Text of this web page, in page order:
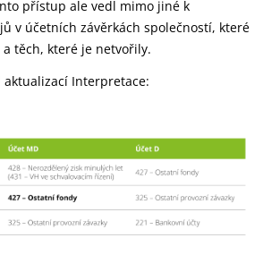
přístup ale vedl mimo jiné k
v účetních závěrkách společností, které
těch, které je netvořily.
Interpretace: